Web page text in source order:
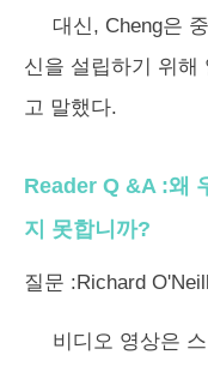
대신, Cheng은
신을 설립하기 위해
고 말했다.
Reader Q &A :왜
지 못합니까?
질문 :Richard
비디오 영상은